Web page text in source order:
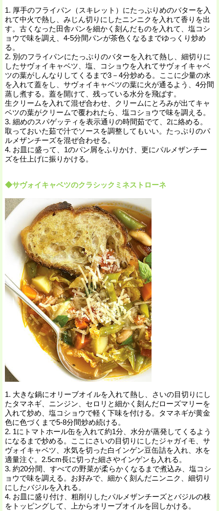
1. 厚手のフライパン（スキレット）にたっぷりめのバターを入
れて中火で熱し、みじん切りにしたニンニクを入れて香りを出
す。古くなった田舎パンを細かく刻んだものを入れて、塩コシ
ョウで味を調え、4-5分間パンが茶色くなるまでゆっくり炒め
る。
2. 別のフライパンにたっぷりのバターを入れて熱し、細切りに
したサヴォイキャベツ、塩、コショウを入れてサヴォイキャベ
ツの葉がしんなりしてくるまで3－4分炒める。ここに少量の水
を入れて蓋をし、サヴォイキャベツの葉に火が通るよう、4分間
蒸し煮する。蓋を開けて、残っている水分を飛ばす。
生クリームを入れて混ぜ合わせ、クリームにとろみが出てキャ
ベツの葉がクリームで覆われたら、塩コショウで味を調える。
3. 細めのスパゲッティを表示通りの時間茹でて、2に絡める。
取っておいた茹で汁でソースを調整してもいい。たっぷりのパ
ルメザンチーズを混ぜ合わせる。
4. お皿に盛って、1のパン屑をふりかけ、更にパルメザンチー
ズを仕上げに振りかける。
◆サヴォイキャベツのクラシックミネストローネ
1. 大きな鍋にオリーブオイルを入れて熱し、さいの目切りにし
たタマネギ、ニンジン、セロリと細かく刻んだローズマリーを
入れて炒め、塩コショウで軽く下味を付ける。タマネギが黄金
色に色づくまで5-8分間炒め続ける。
2. 1にトマトホール缶を入れて約1分、水分が蒸発してくるよう
になるまで炒める。ここにさいの目切りにしたジャガイモ、サ
ヴォイキャベツ、水気を切った白インゲン豆缶詰を入れ、水を
適量注ぐ。2.5cm長に切った細さやインゲンも入れる。
3. 約20分間、すべての野菜が柔らかくなるまで煮込み、塩コシ
ョウで味を調える。お好みで、細かく刻んだニンニク、細切り
にしたバジルを入れる。
4. お皿に盛り付け、粗削りしたパルメザンチーズとバジルの枝
をトッピングして、上からオリーブオイルを回しかける。